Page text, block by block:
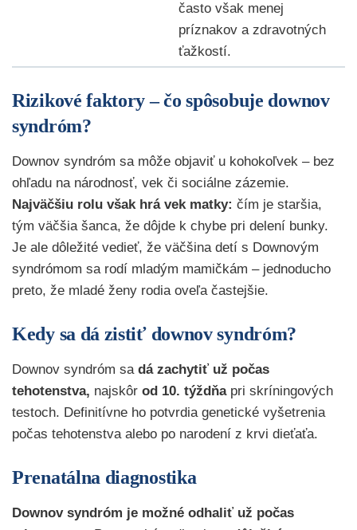
často však menej
príznakov a zdravotných
ťažkostí.
Rizikové faktory – čo spôsobuje downov
syndróm?
Downov syndróm sa môže objaviť u kohokoľvek – bez
ohľadu na národnosť, vek či sociálne zázemie.
Najväčšiu rolu však hrá vek matky: čím je staršia,
tým väčšia šanca, že dôjde k chybe pri delení bunky.
Je ale dôležité vedieť, že väčšina detí s Downovým
syndrómom sa rodí mladým mamičkám – jednoducho
preto, že mladé ženy rodia oveľa častejšie.
Kedy sa dá zistiť downov syndróm?
Downov syndróm sadá zachytiť už počas
tehotenstva, najskôr od 10. týždňa pri skríningových
testoch. Definitívne ho potvrdia genetické vyšetrenia
počas tehotenstva alebo po narodení z krvi dieťaťa.
Prenatálna diagnostika
Downov syndróm je možné odhaliť už počas